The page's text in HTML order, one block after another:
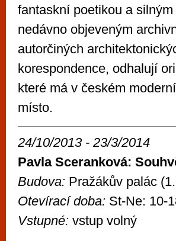
fantaskní poetikou a
nedávno objeveným
autorčiných
korespondence, odhalují
které má v českém
místo.
24/10/2013 - 23/3/2014
Pavla Sceranková:
Budova: Pražákův palác
Otevírací doba: St-Ne: 10-
Vstupné: vstup volný